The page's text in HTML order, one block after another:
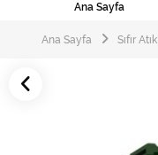
Cila Makineleri
Çöp Kovası
Çöp Torbaları
Ana Sayfa
Ana Sayfa Sıfır